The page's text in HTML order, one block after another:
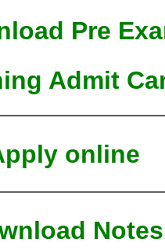
Pre
Admit
online
Notes